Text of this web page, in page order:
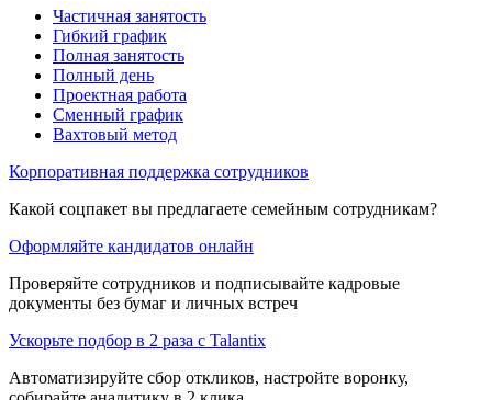
Частичная занятость
Гибкий график
Полная занятость
Полный день
Проектная работа
Сменный график
Вахтовый метод
Корпоративная поддержка сотрудников
Какой соцпакет вы предлагаете семейным сотрудникам?
Оформляйте кандидатов онлайн
Проверяйте сотрудников и подписывайте кадровые
документы без бумаг и личных встреч
Ускорьте подбор в 2 раза с Talantix
Автоматизируйте сбор откликов, настройте воронку,